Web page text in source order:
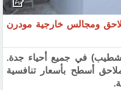
ومجالس خارجية مودرن
في جميع أحياء جدة.
أسطح بأسعار تنافسية